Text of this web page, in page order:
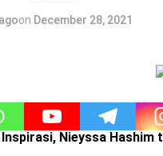
on December 28, 2021
Inspirasi, Nieyssa